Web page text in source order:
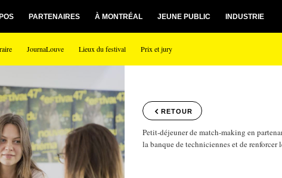
JournaLouve Lieux du festival Prix et jury
PARTENAIRES À MONTRÉAL JEUNE PUBLIC INDUSTRIE
RETOUR
Petit-déjeuner de match-making en
la banque de techniciennes et de renforcer